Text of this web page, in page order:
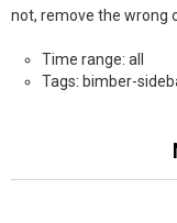
not, remove the wrong
Time range: all
Tags: bimber-